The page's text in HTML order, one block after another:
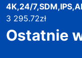
4K,24/
3 295.72zł
Ostatnie